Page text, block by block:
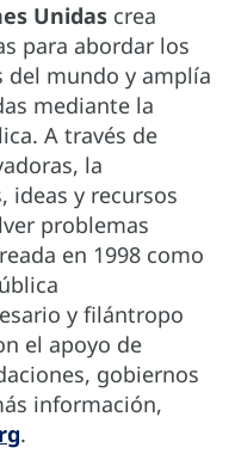
Unidas crea
para abordar los
del mundo y amplía
mediante la
A través de
la
ideas y recursos
problemas
en 1998 como
y filántropo
el apoyo de
gobiernos
información,
.